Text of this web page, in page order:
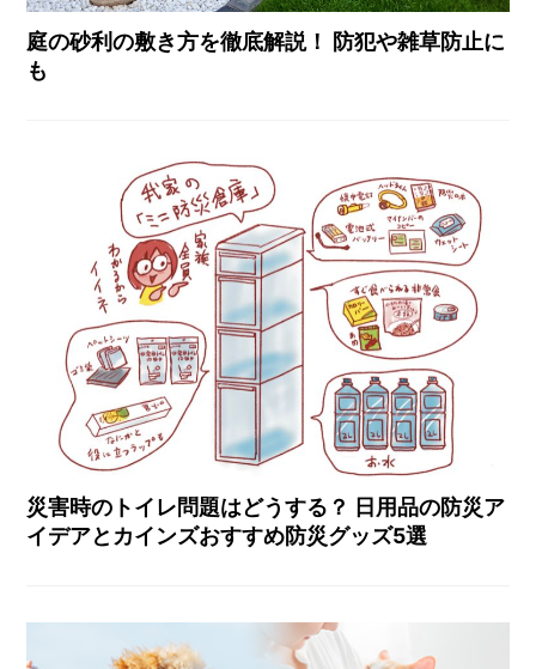
庭の砂利の敷き方を徹底解説！ 防犯や雑草防止に
も
災害時のトイレ問題はどうする？ 日用品の防災ア
イデアとカインズおすすめ防災グッズ5選